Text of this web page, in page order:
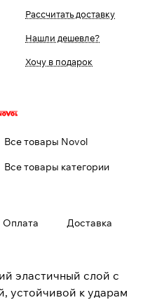
Рассчитать доставку
Нашли дешевле?
Хочу в подарок
Все товары Novol
Все товары категории
Оплата Доставка
эластичный слой с
устойчивой к ударам